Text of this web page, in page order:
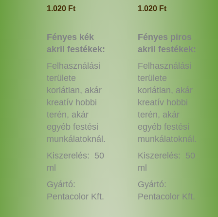
1.020 Ft
Fényes kék
akril festékek:
Felhasználási
területe
korlátlan, akár
kreatív hobbi
terén, akár
egyéb festési
munkálatoknál.
Kiszerelés: 50
ml
Gyártó:
Pentacolor Kft.
1.020 Ft
Fényes piros
akril festékek:
Felhasználási
területe
korlátlan, akár
kreatív hobbi
terén, akár
egyéb festési
munkálatoknál.
Kiszerelés: 50
ml
Gyártó:
Pentacolor Kft.